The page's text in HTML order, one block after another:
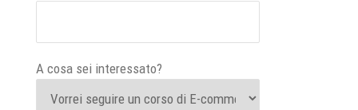
A cosa sei interessato?